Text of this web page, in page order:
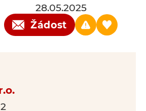
28.05.2025
Žádost